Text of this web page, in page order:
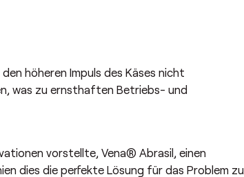
höheren Impuls des Käses nicht
was zu ernsthaften Betriebs- und
vorstellte, Vena® Abrasil, einen
dies die perfekte Lösung für das Problem zu